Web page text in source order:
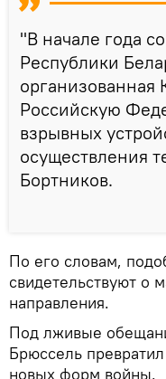
"В начале года
Республики
организованная
Российскую
взрывных
осуществления
Бортников.
По его словам,
свидетельствуют о
направления.
Под лживые
Брюссель
новых форм войны.